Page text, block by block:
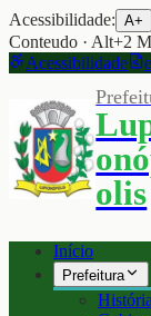
Acessibilidade: A+
Conteudo · Alt+2
Acessibilidade
olis
Início
Prefeitura